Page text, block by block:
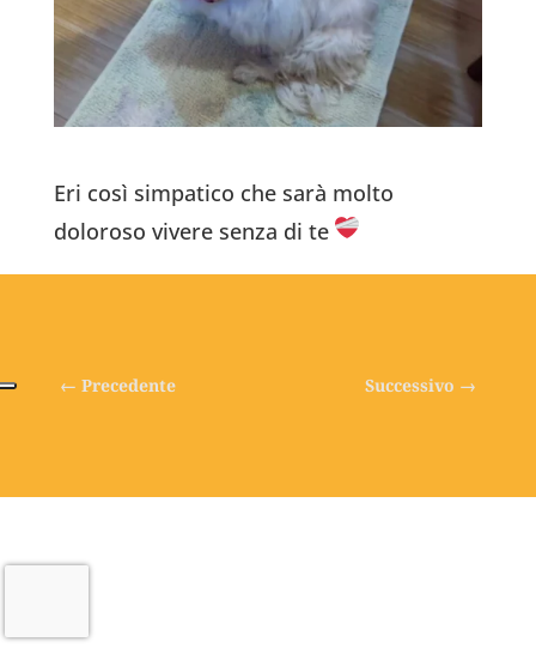
Eri così simpatico che sarà molto
doloroso vivere senza di te
← Precedente Successivo →